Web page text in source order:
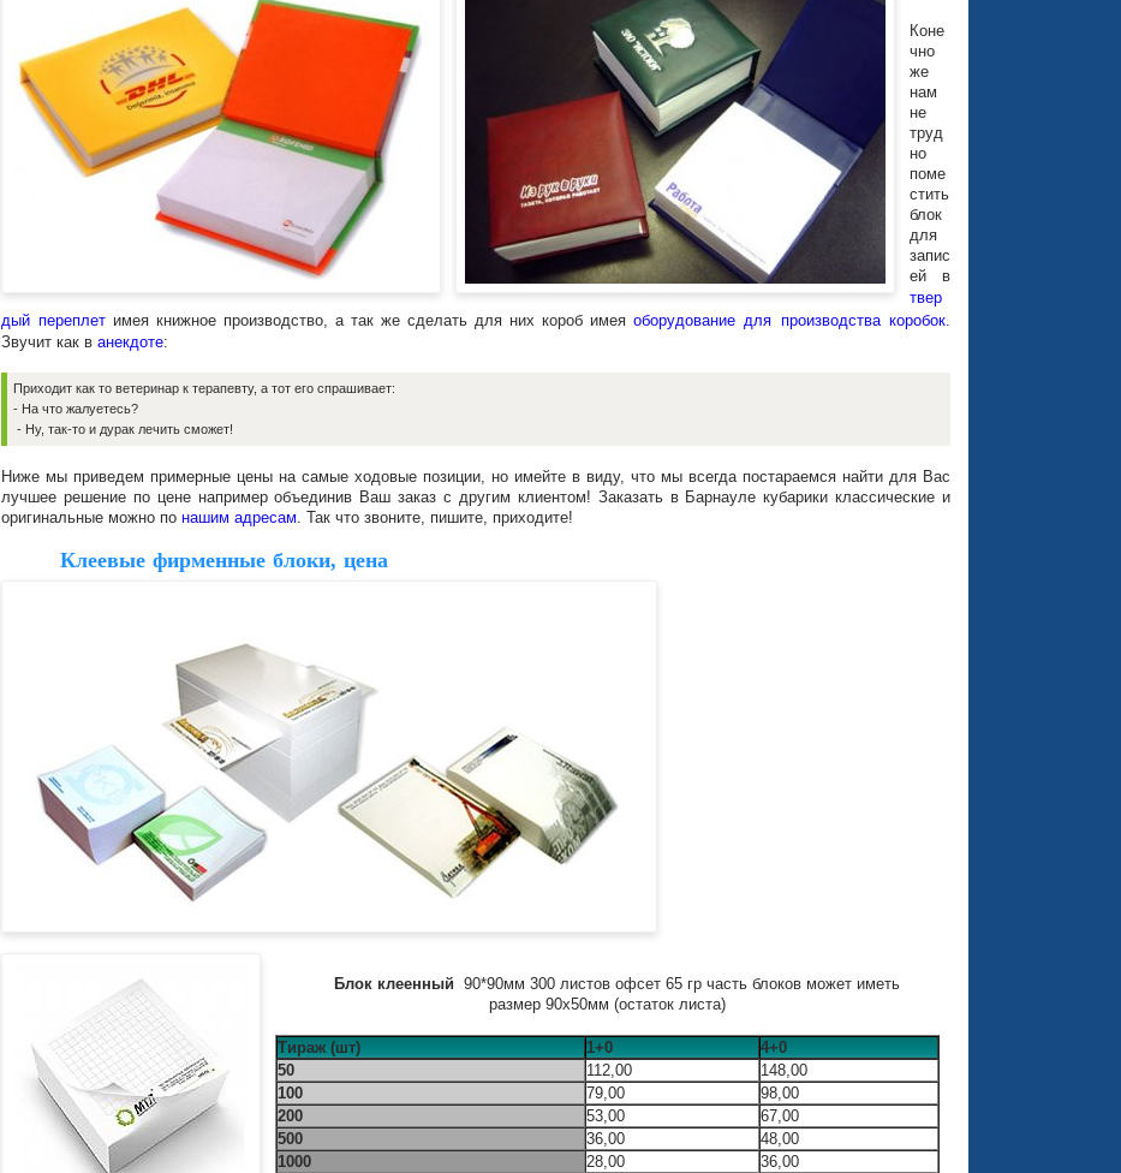
Коне
чно
же
нам
не
труд
но
поме
стить
блок
для
запис
ей в
твер
дый переплет имея книжное производство, а так же сделать для них короб имеяоборудование для производства коробок.
Звучит как в анекдоте:
Приходит как то ветеринар к терапевту, а тот его спрашивает:
- На что жалуетесь?
- Ну, так-то и дурак лечить сможет!
Ниже мы приведем примерные цены на самые ходовые позиции, но имейте в виду, что мы всегда постараемся найти для Вас
лучшее решение по цене например объединив Ваш заказ с другим клиентом! Заказать в Барнауле кубарики классические и
оригинальные можно по нашим адресам. Так что звоните, пишите, приходите!
Клеевые фирменные блоки, цена
Блок клеенный 90*90мм 300 листов офсет 65 гр часть блоков может иметь
размер 90х50мм (остаток листа)
Тираж (шт) 1+0
4+0
50
112,00
148,00
100
79,00
98,00
200
53,00
67,00
500
36,00
48,00
1000
28,00 36,00